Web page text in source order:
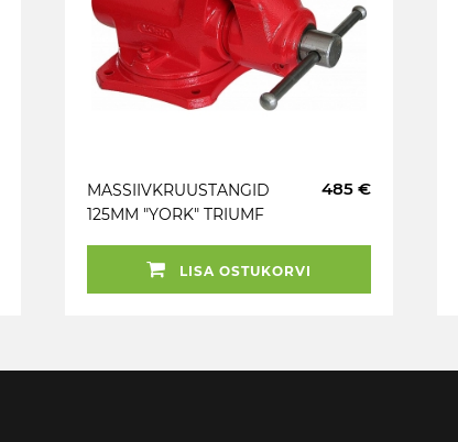
MASSIIVKRUUSTANGID
125MM "YORK" TRIUMF
485 €
LISA OSTUKORVI